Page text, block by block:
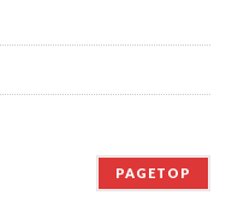
PAGETOP